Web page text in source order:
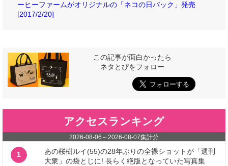
ーヒーファームがオリジナルの「ネコの日バック」発売
[2017/2/20]
この記事が面白かったら
ネタとぴをフォロー
アクセスランキング
2026-08-06 ～2026-08-07集計分
1
あの桜樹ルイ(55)の28年ぶりの全裸ショットが「週刊
大衆」の袋とじに! 長らく絶版となっていた写真集